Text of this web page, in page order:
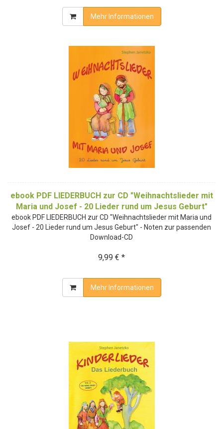
Mehr Informationen
ebook PDF LIEDERBUCH zur CD "Weihnachtslieder mit
Maria und Josef - 20 Lieder rund um Jesus Geburt"
ebook PDF LIEDERBUCH zur CD "Weihnachtslieder mit Maria und
Josef - 20 Lieder rund um Jesus Geburt" - Noten zur passenden
Download-CD
9,99 € *
Mehr Informationen